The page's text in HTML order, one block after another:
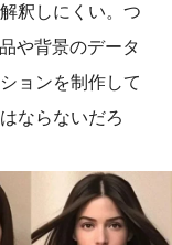
釈しにくい。つ
や背景のデータ
ョンを制作して
ならないだろ